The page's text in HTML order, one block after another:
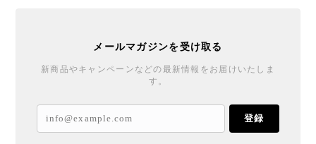
メールマガジンを受け取る
新商品やキャンペーンなどの最新情報をお届けいたしま
す。
登録